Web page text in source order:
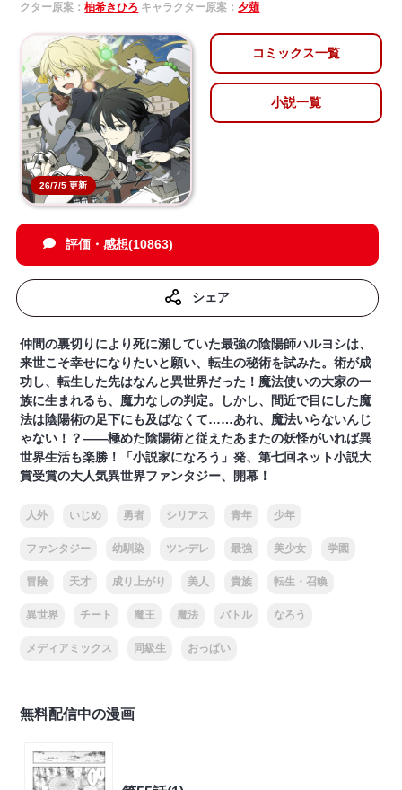
クター原案：柚希きひろ キャラクター原案： 夕薙
26/7/5 更新
コミックス一覧
小説一覧
評価・感想(10863)
シェア
仲間の裏切りにより死に瀕していた最強の陰陽師ハルヨシは、
来世こそ幸せになりたいと願い、転生の秘術を試みた。術が成
功し、転生した先はなんと異世界だった！魔法使いの大家の一
族に生まれるも、魔力なしの判定。しかし、間近で目にした魔
法は陰陽術の足下にも及ばなくて……あれ、魔法いらないんじ
ゃない！？――極めた陰陽術と従えたあまたの妖怪がいれば異
世界生活も楽勝！「小説家になろう」発、第七回ネット小説大
賞受賞の大人気異世界ファンタジー、開幕！
人外 いじめ 勇者 シリアス 青年 少年
ファンタジー 幼馴染 ツンデレ 最強 美少女 学園
冒険 天才 成り上がり 美人 貴族 転生・召喚
異世界 チート 魔王 魔法 バトル なろう
メディアミックス 同級生 おっぱい
無料配信中の漫画